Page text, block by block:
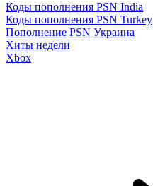
Коды пополнения PSN India
Коды пополнения PSN Turkey
Пополнение PSN Украина
Хиты недели
Xbox